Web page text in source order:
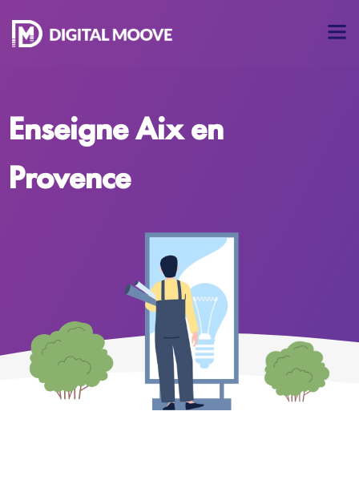
Enseigne Aix en
Provence